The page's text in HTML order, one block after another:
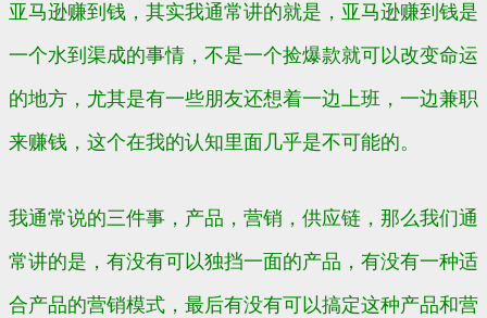
亚马逊赚到钱，其实我通常讲的就是，亚马逊赚到钱是
一个水到渠成的事情，不是一个捡爆款就可以改变命运
的地方，尤其是有一些朋友还想着一边上班，一边兼职
来赚钱，这个在我的认知里面几乎是不可能的。
我通常说的三件事，产品，营销，供应链，那么我们通
常讲的是，有没有可以独挡一面的产品，有没有一种适
合产品的营销模式，最后有没有可以搞定这种产品和营